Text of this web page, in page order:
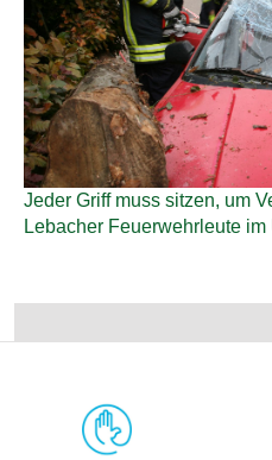
Jeder Griff muss sitzen, um
Lebacher Feuerwehrleute